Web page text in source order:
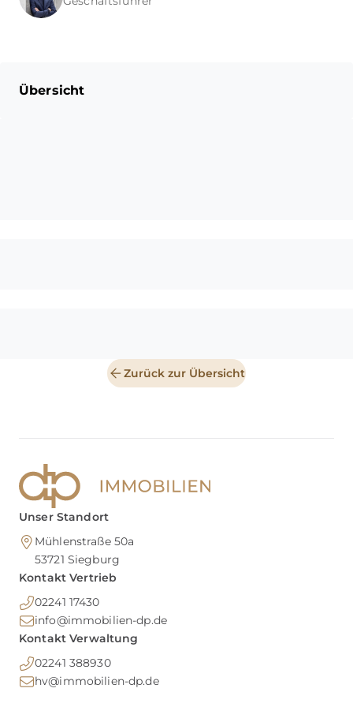
Übersicht
Zurück zur Übersicht
Unser Standort
Mühlenstraße 50a
53721 Siegburg
Kontakt Vertrieb
02241 17430
info@immobilien-dp.de
Kontakt Verwaltung
02241 388930
hv@immobilien-dp.de